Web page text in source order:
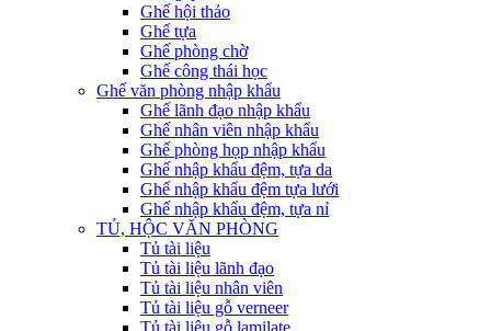
Ghế hội thảo
Ghế tựa
Ghế phòng chờ
Ghế công thái học
Ghế văn phòng nhập khẩu
Ghế lãnh đạo nhập khẩu
Ghế nhân viên nhập khẩu
Ghế phòng họp nhập khẩu
Ghế nhập khẩu đệm, tựa da
Ghế nhập khẩu đệm tựa lưới
Ghế nhập khẩu đệm, tựa nỉ
TỦ, HỘC VĂN PHÒNG
Tủ tài liệu
Tủ tài liệu lãnh đạo
Tủ tài liệu nhân viên
Tủ tài liệu gỗ verneer
Tủ tài liệu gỗ lamilate